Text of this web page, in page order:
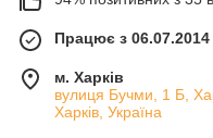
Працює з 06.07.2014
м. Харків
вулиця Бучми, 1 Б,
Харків, Україна